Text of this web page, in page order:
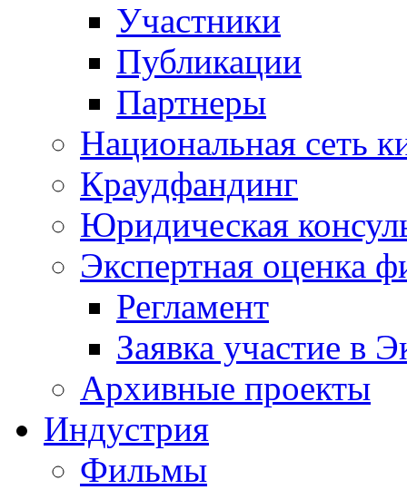
Участники
Публикации
Партнеры
Национальная сеть
Краудфандинг
Юридическая
Экспертная оценка
Регламент
Заявка участие в
Архивные проекты
Индустрия
Фильмы